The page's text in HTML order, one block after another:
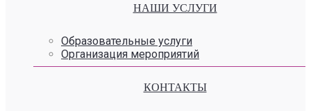
НАШИ УСЛУГИ
Образовательные услуги
Организация мероприятий
КОНТАКТЫ